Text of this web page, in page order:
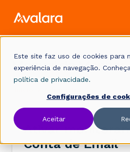
Este site faz uso de cookies para
experiência de navegação.
política de privacidade.
Configurações de
Aceitar
Manual do Monitor
Ativar
Conta de Email